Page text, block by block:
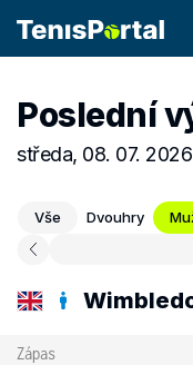
Poslední
středa, 08. 07. 2026
Vše Dvouhry
Zápas